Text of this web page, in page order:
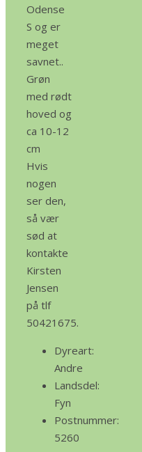
Odense
S og er
meget
savnet..
Grøn
med rødt
hoved og
ca 10-12
cm
Hvis
nogen
ser den,
så vær
sød at
kontakte
Kirsten
Jensen
på tlf
50421675.
Dyreart:
Andre
Landsdel:
Fyn
Postnummer:
5260